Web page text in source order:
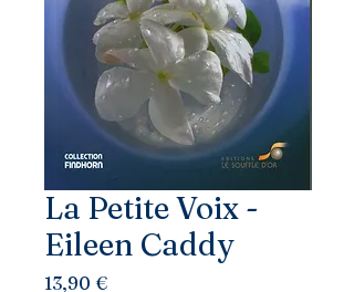
La Petite Voix -
Eileen Caddy
13,90 €Prix